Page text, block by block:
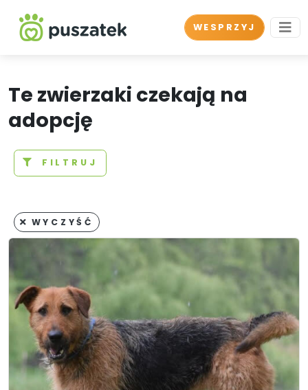
WESPRZYJ
Te zwierzaki czekają na
adopcję
FILTRUJ
WYCZYŚĆ